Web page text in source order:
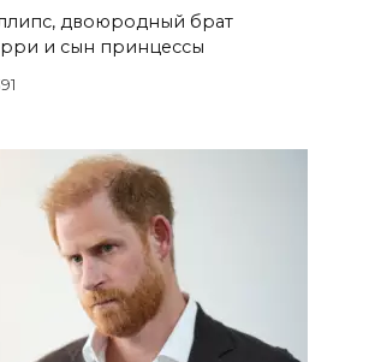
двоюродный брат
и сын принцессы